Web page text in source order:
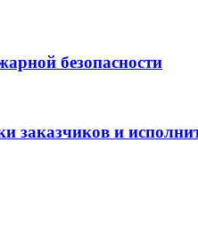
безопасности
заказчиков и